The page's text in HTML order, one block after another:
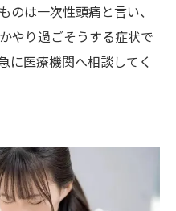
は一次性頭痛と言い、
やり過ごそうする症状で
に医療機関へ相談してく